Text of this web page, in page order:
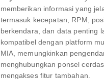
memberikan informasi yang
termasuk kecepatan, RPM,
berkendara, dan data penting
kompatibel dengan platform
MIA, memungkinkan
menghubungkan ponsel
mengakses fitur tambahan.